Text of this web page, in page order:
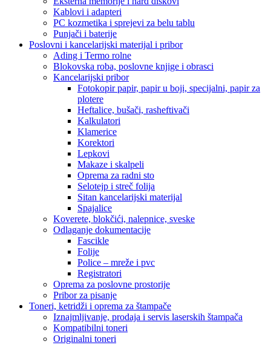
Kablovi i adapteri
PC kozmetika i sprejevi za belu tablu
Punjači i baterije
Poslovni i kancelarijski materijal i pribor
Ading i Termo rolne
Blokovska roba, poslovne knjige i obrasci
Kancelarijski pribor
Fotokopir papir, papir u boji, specijalni, papir za
plotere
Heftalice, bušači, rasheftivači
Kalkulatori
Klamerice
Korektori
Lepkovi
Makaze i skalpeli
Oprema za radni sto
Selotejp i streč folija
Sitan kancelarijski materijal
Spajalice
Koverete, blokčići, nalepnice, sveske
Odlaganje dokumentacije
Fascikle
Folije
Police – mreže i pvc
Registratori
Oprema za poslovne prostorije
Pribor za pisanje
Toneri, ketridži i oprema za štampače
Iznajmljivanje, prodaja i servis laserskih štampača
Kompatibilni toneri
Originalni toneri